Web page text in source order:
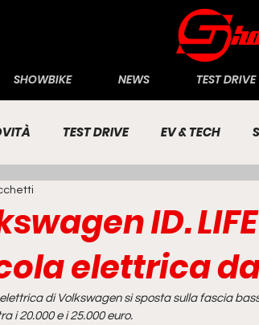
SHOWBIKE NEWS TEST DRIVE
TEST DRIVE EV & TECH
ID.
elettrica
di Volkswagen si sposta sulla fascia
i 20.000 e i 25.000 euro.